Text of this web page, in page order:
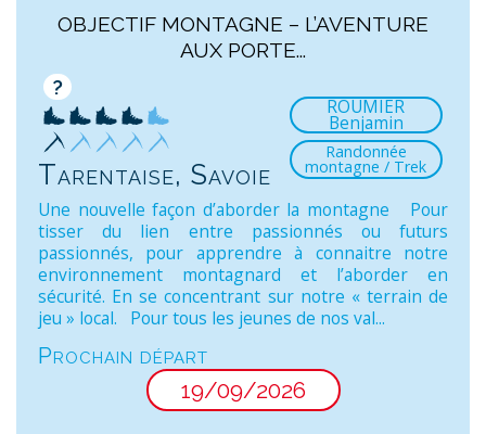
OBJECTIF MONTAGNE – L’AVENTURE
AUX PORTE...
?
Tarentaise, Savoie
ROUMIER
Benjamin
Randonnée
montagne / Trek
Une nouvelle façon d’aborder la montagne Pour
tisser du lien entre passionnés ou futurs
passionnés, pour apprendre à connaitre notre
environnement montagnard et l’aborder en
sécurité. En se concentrant sur notre « terrain de
jeu » local. Pour tous les jeunes de nos val...
Prochain départ
19/09/2026